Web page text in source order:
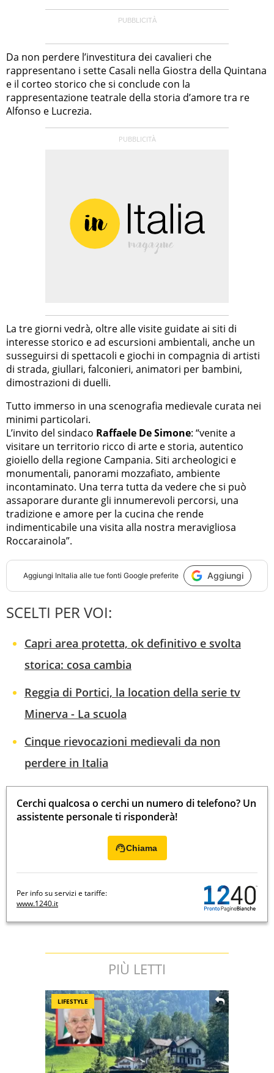
Da non perdere l’investitura dei cavalieri che
rappresentano i sette Casali nella Giostra della Quintana
e il corteo storico che si conclude con la
rappresentazione teatrale della storia d’amore tra re
Alfonso e Lucrezia.
La tre giorni vedrà, oltre alle visite guidate ai siti di
interesse storico e ad escursioni ambientali, anche un
susseguirsi di spettacoli e giochi in compagnia di artisti
di strada, giullari, falconieri, animatori per bambini,
dimostrazioni di duelli.
Tutto immerso in una scenografia medievale curata nei
minimi particolari.
L’invito del sindaco Raffaele De Simone: “venite a
visitare un territorio ricco di arte e storia, autentico
gioiello della regione Campania. Siti archeologici e
monumentali, panorami mozzafiato, ambiente
incontaminato. Una terra tutta da vedere che si può
assaporare durante gli innumerevoli percorsi, una
tradizione e amore per la cucina che rende
indimenticabile una visita alla nostra meravigliosa
Roccarainola”.
Aggiungi InItalia alle tue fonti Google preferite Aggiungi
SCELTI PER VOI:
Capri area protetta, ok definitivo e svolta
storica: cosa cambia
Reggia di Portici, la location della serie tv
Minerva - La scuola
Cinque rievocazioni medievali da non
perdere in Italia
Cerchi qualcosa o cerchi un numero di telefono? Un
assistente personale ti risponderà!
Chiama
Per info su servizi e tariffe:
www.1240.it
PIÙ LETTI
LIFESTYLE